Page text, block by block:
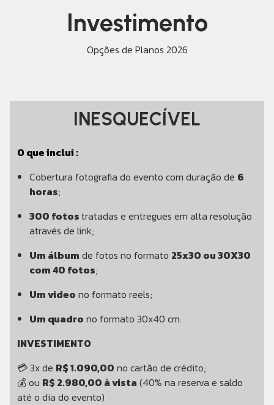
Investimento
Opções de Planos 2026
INESQUECÍVEL
O que inclui :
Cobertura fotografia do evento com duração de 6
horas;
300 fotostratadas e entregues em alta resolução
através de link;
Um álbum de fotos no formato 25x30 ou 30X30
com 40 fotos;
Um video no formato reels;
Um quadro no formato 30x40 cm.
INVESTIMENTO
💳 3x de R$ 1.090,00 no cartão de crédito;
💰 ou R$ 2.980,00 à vista (40% na reserva e saldo
até o dia do evento)